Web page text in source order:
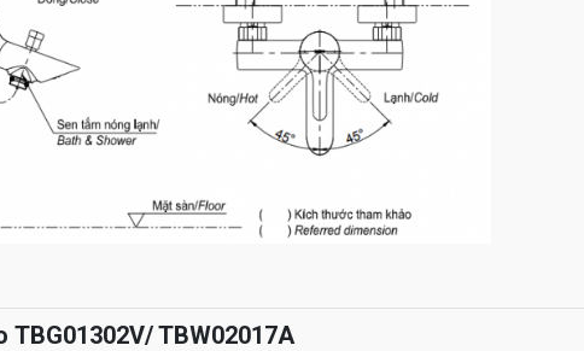
TBG01302V/ TBW02017A